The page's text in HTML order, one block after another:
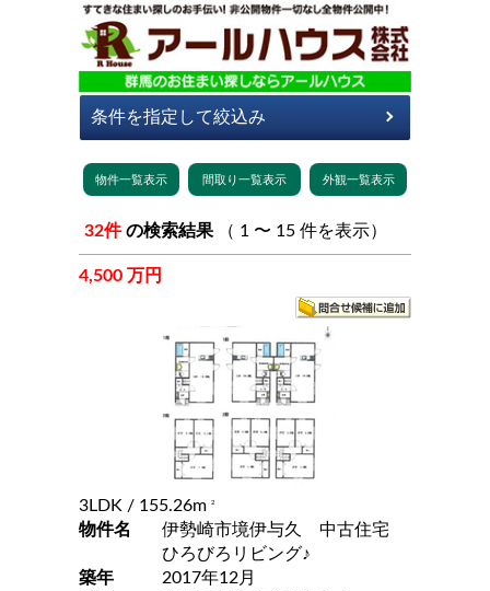
32件 の検索結果 （ 1 〜 15 件を表示）
4,500 万円
3LDK / 155.26m 2
物件名
伊勢崎市境伊与久 中古住宅
ひろびろリビング♪
築年
2017年12月